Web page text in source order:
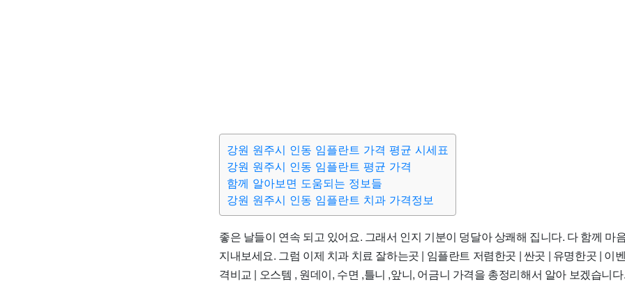
강원 원주시 인동 임플란트 가격 평균 시세표
강원 원주시 인동 임플란트 평균 가격
함께 알아보면 도움되는 정보들
강원 원주시 인동 임플란트 치과 가격정보
좋은 날들이 연속 되고 있어요. 그래서 인지 기분이 덩달아 상쾌해 집니다. 다 함께 마
지내보세요. 그럼 이제 치과 치료 잘하는곳 | 임플란트 저렴한곳 | 싼곳 | 유명한곳 | 이
격비교 | 오스템 , 원데이, 수면 ,틀니 ,앞니, 어금니 가격을 총정리해서 알아 보겠습니다.